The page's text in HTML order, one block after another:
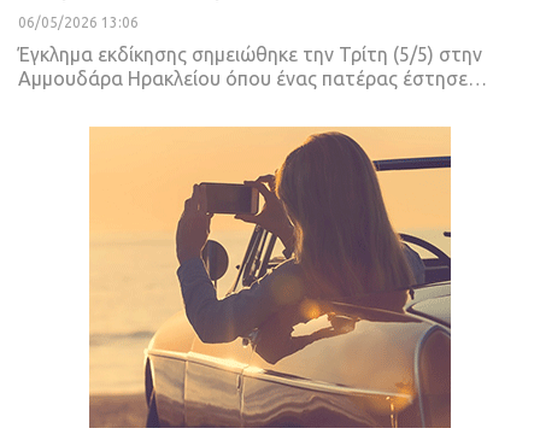
06/05/2026 13:06
Έγκλημα εκδίκησης σημειώθηκε την Τρίτη (5/5) στην
Αμμουδάρα Ηρακλείου όπου ένας πατέρας έστησε…